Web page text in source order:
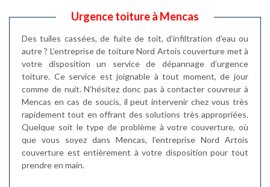
Urgence toiture à Mencas
Des tuiles cassées, de fuite de toit, d’infiltration d’eau ou
autre ? L’entreprise de toiture Nord Artois couverture met à
votre disposition un service de dépannage d’urgence
toiture. Ce service est joignable à tout moment, de jour
comme de nuit. N’hésitez donc pas à contacter couvreur à
Mencas en cas de soucis, il peut intervenir chez vous très
rapidement tout en offrant des solutions très appropriées.
Quelque soit le type de problème à votre couverture, où
que vous soyez dans Mencas, l’entreprise Nord Artois
couverture est entièrement à votre disposition pour tout
prendre en main.